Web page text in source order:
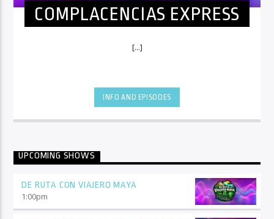
COMPLACENCIAS EXPRESS
[...]
INFO AND EPISODES
UPCOMING SHOWS
DE RUTA CON VIAJERO MAYA
1:00pm